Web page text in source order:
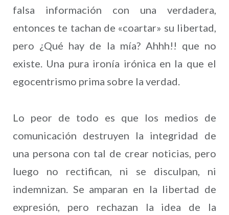
falsa información con una verdadera,
entonces te tachan de «coartar» su libertad,
pero ¿Qué hay de la mía? Ahhh!! que no
existe. Una pura ironía irónica en la que el
egocentrismo prima sobre la verdad.
Lo peor de todo es que los medios de
comunicación destruyen la integridad de
una persona con tal de crear noticias, pero
luego no rectifican, ni se disculpan, ni
indemnizan. Se amparan en la libertad de
expresión, pero rechazan la idea de la